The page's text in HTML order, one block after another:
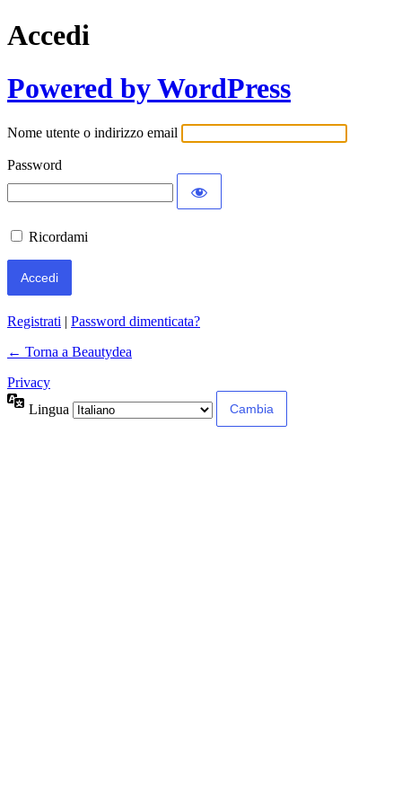
Accedi
Powered by WordPress
Nome utente o indirizzo email
Password
Ricordami
Registrati | Password dimenticata?
← Torna a Beautydea
Privacy
Lingua